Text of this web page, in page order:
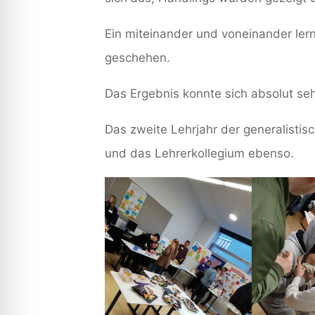
Ein miteinander und voneinander
geschehen.
Das Ergebnis konnte sich absolut
Das zweite Lehrjahr der
und das Lehrerkollegium ebenso.